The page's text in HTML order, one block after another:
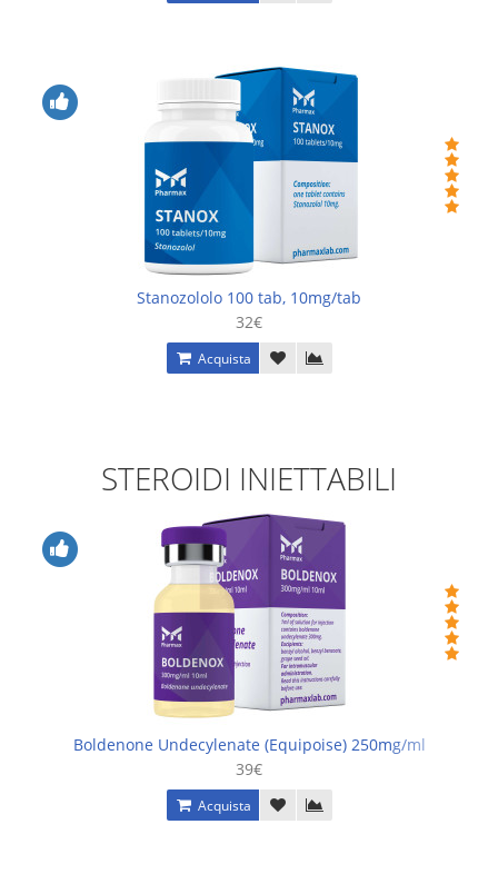
Stanozololo 100 tab, 10mg/tab
32€
Acquista
STEROIDI INIETTABILI
Boldenone Undecylenate (Equipoise) 250mg/ml
39€
Acquista